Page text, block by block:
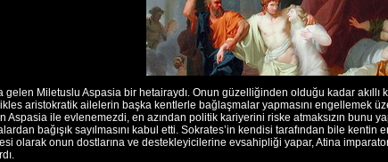
gelen Miletuslu Aspasia bir hetairaydı. Onun güzelliğinden olduğu kadar
aristokratik ailelerin başka kentlerle bağlaşmalar yapmasını engellemek
Aspasia ile evlenemezdi, en azından politik kariyerini riske atmaksızın bunu
bağışık sayılmasını kabul etti. Sokrates’in kendisi tarafından bile kentin
olarak onun dostlarına ve destekleyicilerine evsahipliği yapar, Atina